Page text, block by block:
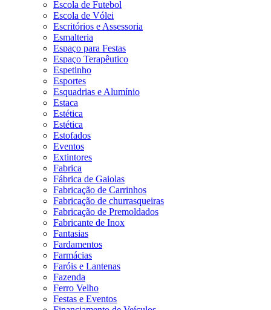
Escola de Futebol
Escola de Vólei
Escritórios e Assessoria
Esmalteria
Espaço para Festas
Espaço Terapêutico
Espetinho
Esportes
Esquadrias e Alumínio
Estaca
Estética
Estética
Estofados
Eventos
Extintores
Fabrica
Fábrica de Gaiolas
Fabricação de Carrinhos
Fabricação de churrasqueiras
Fabricação de Premoldados
Fabricante de Inox
Fantasias
Fardamentos
Farmácias
Faróis e Lantenas
Fazenda
Ferro Velho
Festas e Eventos